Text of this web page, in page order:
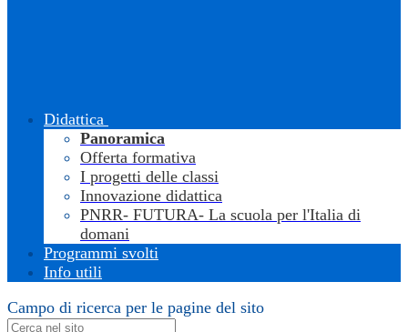
Didattica
Panoramica
Offerta formativa
I progetti delle classi
Innovazione didattica
PNRR- FUTURA- La scuola per l'Italia di
domani
Programmi svolti
Info utili
Campo di ricerca per le pagine del sito